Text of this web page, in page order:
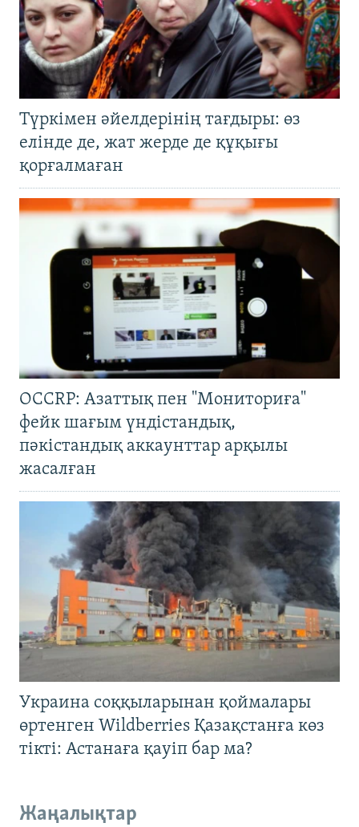
Түркімен әйелдерінің тағдыры: өз
елінде де, жат жерде де құқығы
қорғалмаған
OCCRP: Азаттық пен "Мониториға"
фейк шағым үндістандық,
пәкістандық аккаунттар арқылы
жасалған
Украина соққыларынан қоймалары
өртенген Wildberries Қазақстанға көз
тікті: Астанаға қауіп бар ма?
Жаңалықтар